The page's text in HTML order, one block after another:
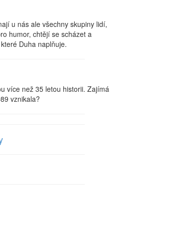
u nás ale všechny skupiny lidí,
humor, chtějí se scházet a
Duha naplňuje.
více než 35 letou historii. Zajímá
vznikala?